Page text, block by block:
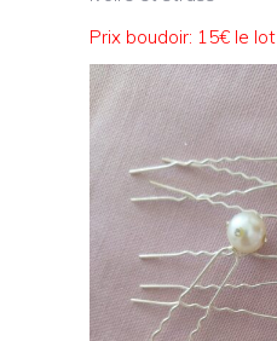
Prix boudoir: 15€ le lot